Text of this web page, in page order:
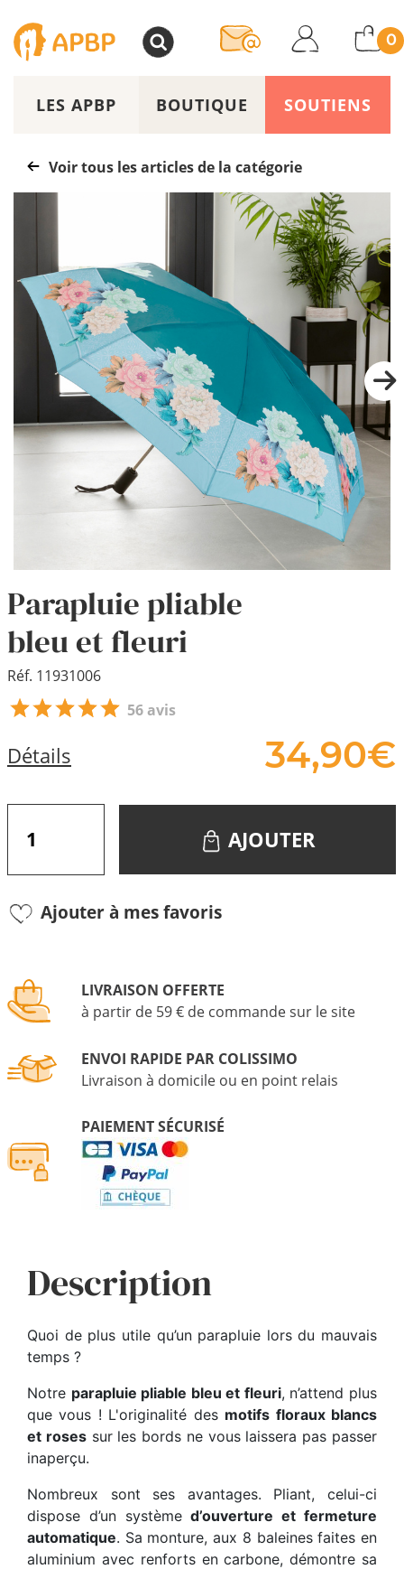
0
LES APBP BOUTIQUE SOUTIENS
Voir tous les articles de la catégorie
Parapluie pliable
bleu et fleuri
Réf. 11931006
56 avis
Détails 34,90€
AJOUTER
Ajouter à mes favoris
LIVRAISON OFFERTE
à partir de 59 € de commande sur le site
ENVOI RAPIDE PAR COLISSIMO
Livraison à domicile ou en point relais
PAIEMENT SÉCURISÉ
Description
Quoi de plus utile qu’un parapluie lors du mauvais
temps ?
Notre parapluie pliable bleu et fleuri, n’attend plus
que vous ! L'originalité des motifs floraux blancs
et rosessur les bords ne vous laissera pas passer
inaperçu.
Nombreux sont ses avantages. Pliant, celui-ci
dispose d’un systèmed’ouverture et fermeture
automatique. Sa monture, aux 8 baleines faites en
aluminium avec renforts en carbone, démontre sa